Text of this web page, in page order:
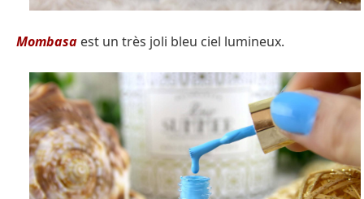
Mombasa est un très joli bleu ciel lumineux.